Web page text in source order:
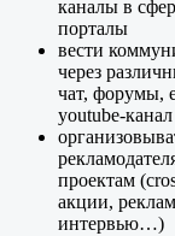
каналы в
порталы
вести
через
чат, форумы,
youtube-
проектам
акции,
интервью…)